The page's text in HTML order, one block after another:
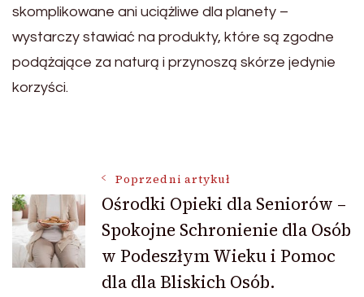
skomplikowane ani uciążliwe dla planety –
wystarczy stawiać na produkty, które są zgodne
podążające za naturą i przynoszą skórze jedynie
korzyści.
Nawigacja
wpisu
Poprzedni artykuł
Ośrodki Opieki dla Seniorów –
Spokojne Schronienie dla Osób
w Podeszłym Wieku i Pomoc
dla dla Bliskich Osób.